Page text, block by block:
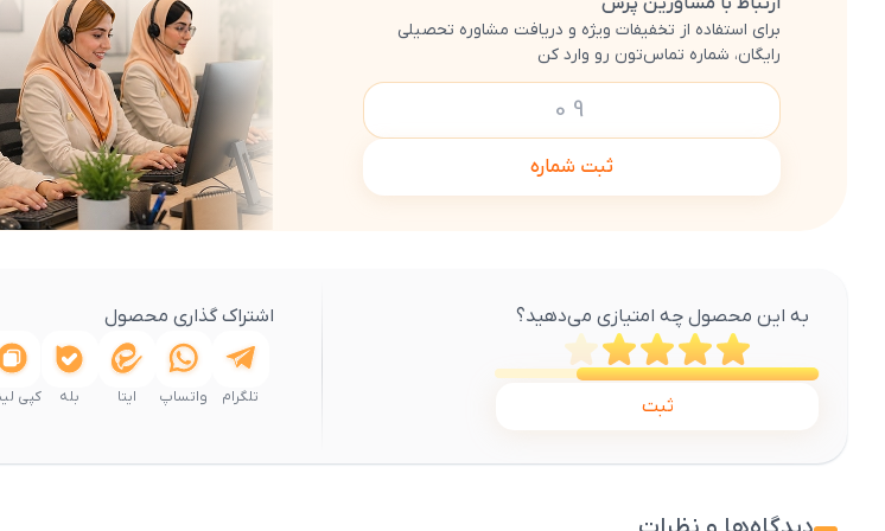
برای استفاده از تخفیفات ویژه و دریافت مشاوره تحصیلی
رایگان، شماره تماس‌تون رو وارد کن
ثبت شماره
به این محصول چه امتیازی می‌دهید؟
ثبت
اشتراک گذاری محصول
تلگرام واتساپ ایتا بله کپی